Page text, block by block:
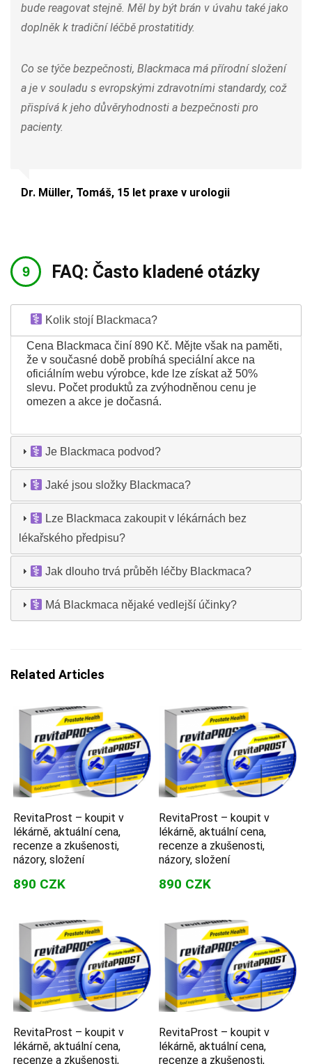
bude reagovat stejně. Měl by být brán v úvahu také jako
doplněk k tradiční léčbě prostatitidy.
Co se týče bezpečnosti, Blackmaca má přírodní složení
a je v souladu s evropskými zdravotními standardy, což
přispívá k jeho důvěryhodnosti a bezpečnosti pro
pacienty.
Dr. Müller, Tomáš, 15 let praxe v urologii
FAQ: Často kladené otázky
Kolik stojí Blackmaca?
Cena Blackmaca činí 890 Kč. Mějte však na paměti,
že v současné době probíhá speciální akce na
oficiálním webu výrobce, kde lze získat až 50%
slevu. Počet produktů za zvýhodněnou cenu je
omezen a akce je dočasná.
Je Blackmaca podvod?
Jaké jsou složky Blackmaca?
Lze Blackmaca zakoupit v lékárnách bez
lékařského předpisu?
Jak dlouho trvá průběh léčby Blackmaca?
Má Blackmaca nějaké vedlejší účinky?
Related Articles
RevitaProst – koupit v
lékárně, aktuální cena,
recenze a zkušenosti,
názory, složení
890 CZK
RevitaProst – koupit v
lékárně, aktuální cena,
recenze a zkušenosti,
názory, složení
890 CZK
RevitaProst – koupit v
lékárně, aktuální cena,
recenze a zkušenosti,
RevitaProst – koupit v
lékárně, aktuální cena,
recenze a zkušenosti,